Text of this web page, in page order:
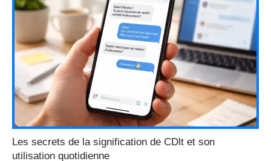
Les secrets de la signification de CDlt et son
utilisation quotidienne